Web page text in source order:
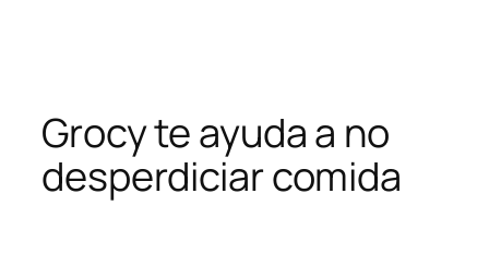
Grocy te ayuda a no
desperdiciar comida